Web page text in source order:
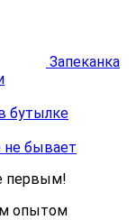
Запеканка
бутылке
не бывает
первым!
опытом